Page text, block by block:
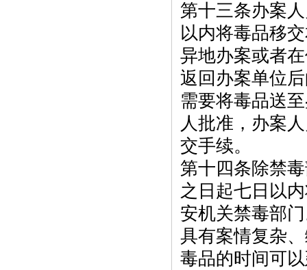
第十三条办案
以内将毒品移
异地办案或者
返回办案单位
需要将毒品送
人批准，办案
交手续。
第十四条除禁
之日起七日以
安机关禁毒部
具有案情复杂
毒品的时间可